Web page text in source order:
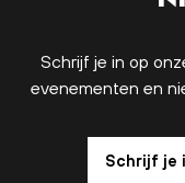
Schrijf je in op
evenementen en
Schrijf je